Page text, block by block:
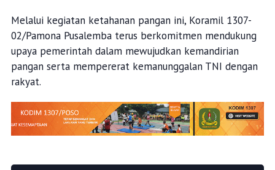
Melalui kegiatan ketahanan pangan ini, Koramil 1307-
02/Pamona Pusalemba terus berkomitmen mendukung
upaya pemerintah dalam mewujudkan kemandirian
pangan serta mempererat kemanunggalan TNI dengan
rakyat.